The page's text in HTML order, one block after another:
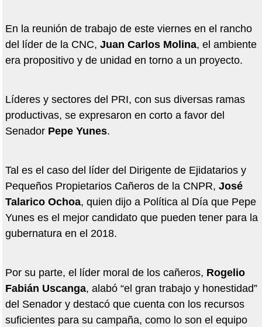
En la reunión de trabajo de este viernes en el rancho
del líder de la CNC, Juan Carlos Molina, el ambiente
era propositivo y de unidad en torno a un proyecto.
Líderes y sectores del PRI, con sus diversas ramas
productivas, se expresaron en corto a favor del
Senador Pepe Yunes.
Tal es el caso del líder del Dirigente de Ejidatarios y
Pequeños Propietarios Cañeros de la CNPR, José
Talarico Ochoa, quien dijo a Política al Día que Pepe
Yunes es el mejor candidato que pueden tener para la
gubernatura en el 2018.
Por su parte, el líder moral de los cañeros, Rogelio
Fabián Uscanga, alabó “el gran trabajo y honestidad”
del Senador y destacó que cuenta con los recursos
suficientes para su campaña, como lo son el equipo